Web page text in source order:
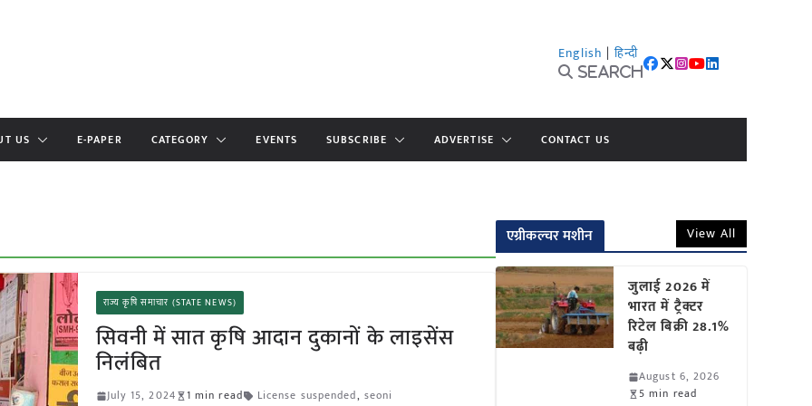
English | हिन्दी
Search
US E-PAPER CATEGORY EVENTS SUBSCRIBE ADVERTISE CONTACT US
राज्य कृषि समाचार (STATE NEWS)
सिवनी में सात कृषि आदान दुकानों के लाइसेंस
निलंबित
July 15, 2024 1 min read License suspended, seoni
एग्रीकल्चर मशीन View All
जुलाई 2026 में
भारत में ट्रैक्टर
रिटेल बिक्री 28.1%
बढ़ी
August 6, 2026
5 min read